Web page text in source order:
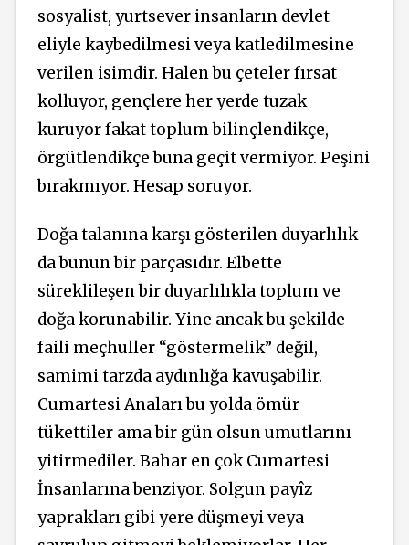
sosyalist, yurtsever insanların devlet
eliyle kaybedilmesi veya katledilmesine
verilen isimdir. Halen bu çeteler fırsat
kolluyor, gençlere her yerde tuzak
kuruyor fakat toplum bilinçlendikçe,
örgütlendikçe buna geçit vermiyor. Peşini
bırakmıyor. Hesap soruyor.
Doğa talanına karşı gösterilen duyarlılık
da bunun bir parçasıdır. Elbette
süreklileşen bir duyarlılıkla toplum ve
doğa korunabilir. Yine ancak bu şekilde
faili meçhuller “göstermelik” değil,
samimi tarzda aydınlığa kavuşabilir.
Cumartesi Anaları bu yolda ömür
tükettiler ama bir gün olsun umutlarını
yitirmediler. Bahar en çok Cumartesi
İnsanlarına benziyor. Solgun payîz
yaprakları gibi yere düşmeyi veya